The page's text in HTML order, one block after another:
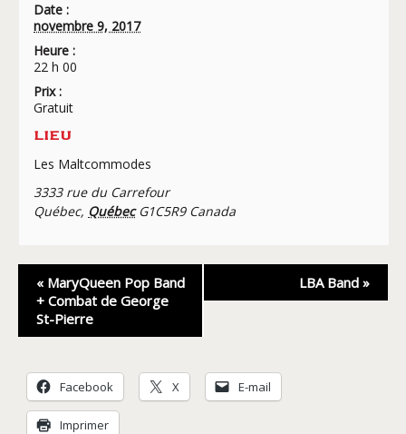
Date :
novembre 9, 2017
Heure :
22 h 00
Prix :
Gratuit
LIEU
Les Maltcommodes
3333 rue du Carrefour
Québec, Québec G1C5R9 Canada
Navigation
Évènement
« MaryQueen Pop Band
+ Combat de George
St-Pierre
LBA Band »
Facebook X E-mail
Imprimer